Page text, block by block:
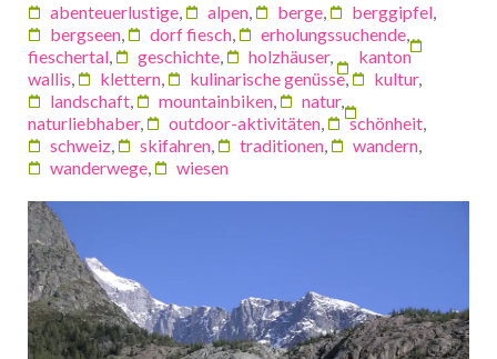
abenteuerlustige, alpen, berge, berggipfel,
bergseen, dorf fiesch, erholungssuchende,
fieschertal, geschichte, holzhäuser,
kanton
wallis, klettern, kulinarische genüsse, kultur,
landschaft, mountainbiken, natur,
naturliebhaber, outdoor-aktivitäten, schönheit,
schweiz, skifahren, traditionen, wandern,
wanderwege, wiesen